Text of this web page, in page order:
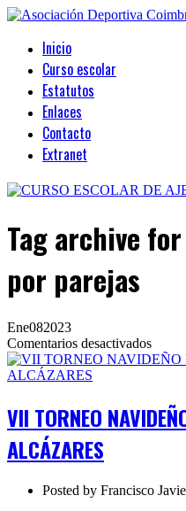
Inicio
Curso escolar
Estatutos
Enlaces
Contacto
Extranet
Tag archive
por parejas
Ene082023
Comentarios desactivadosen
VII
POR
VII TORNEO
ALCÁZARES
Posted by Francisco